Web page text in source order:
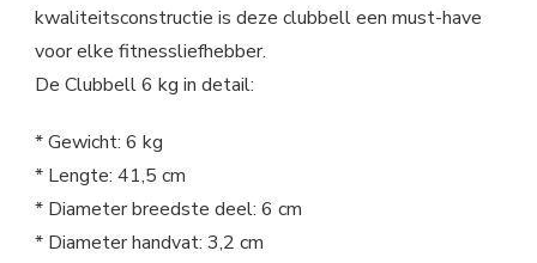
kwaliteitsconstructie is deze clubbell een must-have
voor elke fitnessliefhebber.
De Clubbell 6 kg in detail:
* Gewicht: 6 kg
* Lengte: 41,5 cm
* Diameter breedste deel: 6 cm
* Diameter handvat: 3,2 cm